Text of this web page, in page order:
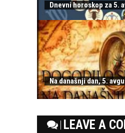
Dnevni horoskop za 5.
Na današnji dan, 5.
LEAVE A